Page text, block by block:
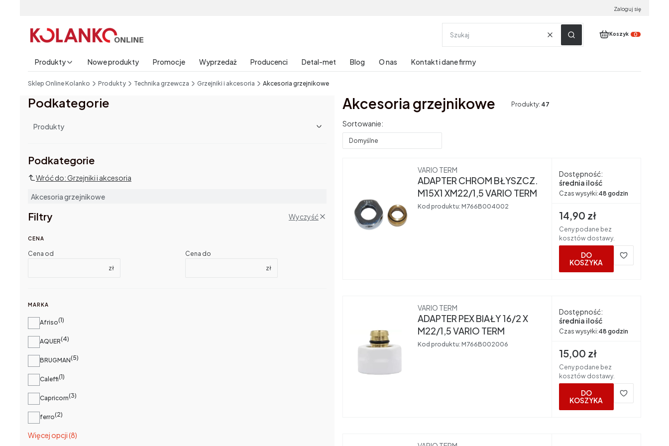
Zaloguj się
WyczyśćSzukaj Produkty w
Koszyk
Produkty Nowe produkty Promocje Wyprzedaż Producenci Detal-met Blog O nas
Kontakt i dane firmy
Sklep Online Kolanko Produkty Technika grzewcza Grzejniki i akcesoria Akcesoria grzejnikowe
Podkategorie
Produkty
Podkategorie
Wróć do: Grzejniki i akcesoria
Akcesoria grzejnikowe
Filtry Wyczyść
CENA
Cena od
zł
Cena do
zł
MARKA
MarkaAfriso 1
AQUER 4
BRUGMAN 5
Caleffi 1
Capricorn 3
ferro 2
Więcej opcji (8)
Akcesoria grzejnikowe Produkty: 47
Lista produktów
Sortowanie:
Domyślne
Producent
VARIO TERM
ADAPTER CHROM BŁYSZCZ.
M15X1 XM22/1,5 VARIO TERM
Kod produktu: M766B004002
Dostępność:
średnia ilość
Czas wysyłki:48 godzin
Cena brutto
14,90 zł
Ceny podane bez
kosztów dostawy.
DO
KOSZYKA
Producent
VARIO TERM
ADAPTER PEX BIAŁY 16/2 X
M22/1,5 VARIO TERM
Kod produktu: M766B002006
Dostępność:
średnia ilość
Czas wysyłki:48 godzin
Cena brutto
15,00 zł
Ceny podane bez
kosztów dostawy.
DO
KOSZYKA